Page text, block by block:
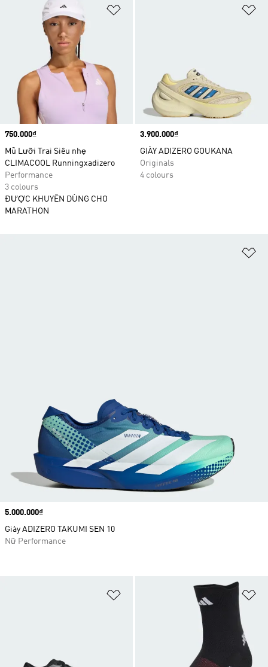
Price
750.000₫
Mũ Lưỡi Trai Siêu nhẹ
CLIMACOOL Runningxadizero
Performance
3 colours
ĐƯỢC KHUYÊN DÙNG CHO
MARATHON
Price
3.900.000₫
GIÀY ADIZERO GOUKANA
Originals
4 colours
Price
5.000.000₫
Giày ADIZERO TAKUMI SEN 10
Nữ Performance